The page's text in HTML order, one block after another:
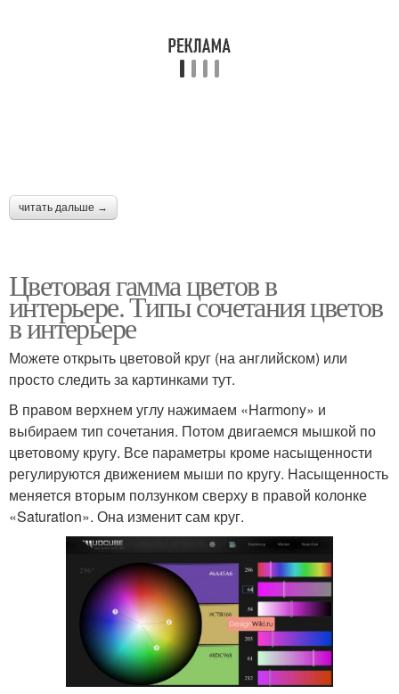
читать дальше →
Цветовая гамма цветов в
интерьере. Типы сочетания цветов
в интерьере
Можете открыть цветовой круг (на английском) или
просто следить за картинками тут.
В правом верхнем углу нажимаем «Harmony» и
выбираем тип сочетания. Потом двигаемся мышкой по
цветовому кругу. Все параметры кроме насыщенности
регулируются движением мыши по кругу. Насыщенность
меняется вторым ползунком сверху в правой колонке
«Saturation». Она изменит сам круг.